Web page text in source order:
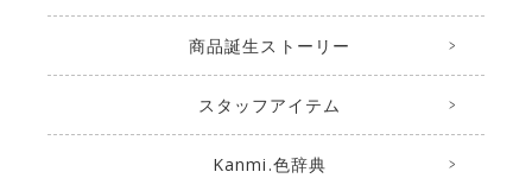
商品誕生ストーリー
スタッフアイテム
Kanmi.色辞典